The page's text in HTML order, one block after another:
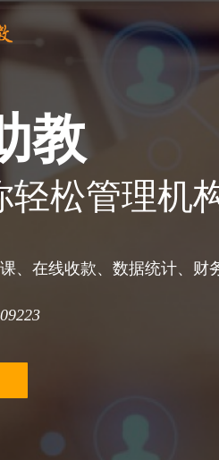
教
轻松管理机
教务管理，招生推广
务号 + 教务管理，全方位提
、在线收款、数据统计、财